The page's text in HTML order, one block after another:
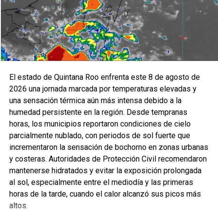
El estado de Quintana Roo enfrenta este 8 de agosto de
2026 una jornada marcada por temperaturas elevadas y
una sensación térmica aún más intensa debido a la
humedad persistente en la región. Desde tempranas
horas, los municipios reportaron condiciones de cielo
parcialmente nublado, con periodos de sol fuerte que
incrementaron la sensación de bochorno en zonas urbanas
y costeras. Autoridades de Protección Civil recomendaron
mantenerse hidratados y evitar la exposición prolongada
al sol, especialmente entre el mediodía y las primeras
horas de la tarde, cuando el calor alcanzó sus picos más
altos.